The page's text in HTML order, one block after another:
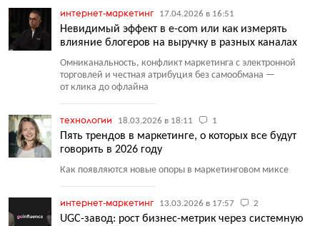
интернет-маркетинг 17.04.2026 в 16:51
Невидимый эффект в e-com или как измерять
влияние блогеров на выручку в разных каналах
Омниканальность, конфликт маркетинга с электронной
торговлей и честная атрибуция без самообмана —
от клика до офлайна
технологии 18.03.2026 в 18:11 1
Пять трендов в маркетинге, о которых все будут
говорить в 2026 году
Как появляются новые опоры в маркетинговом миксе
интернет-маркетинг 13.03.2026 в 17:57 2
UGC-завод: рост бизнес-метрик через системную